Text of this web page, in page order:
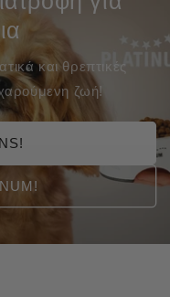
και θρεπτικές
ζωή!